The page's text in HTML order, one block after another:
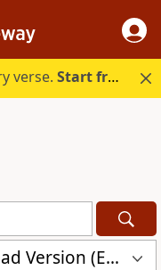
verse.Start free.
Odia Holy Bible: Easy-to-Read Version (ERV-OR)